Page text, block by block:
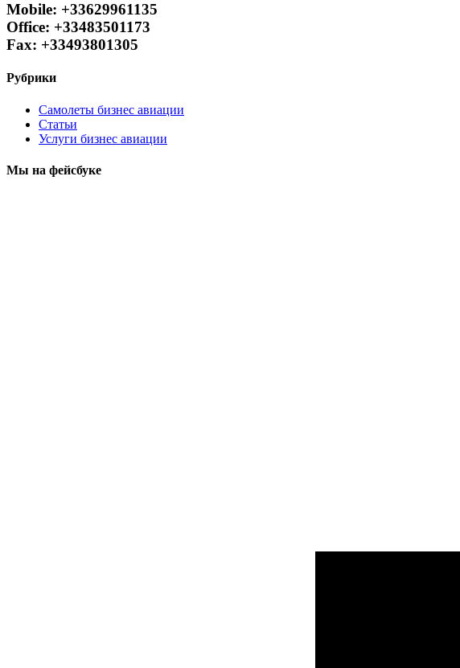
Mobile: +33629961135
Office: +33483501173
Fax: +33493801305
Рубрики
Самолеты бизнес авиации
Статьи
Услуги бизнес авиации
Мы на фейсбуке